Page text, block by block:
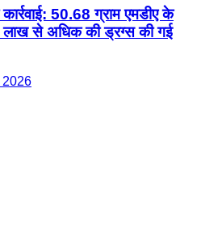
50.68 ग्राम एमडीए के
लाख से अधिक की ड्रग्स की गई
2026